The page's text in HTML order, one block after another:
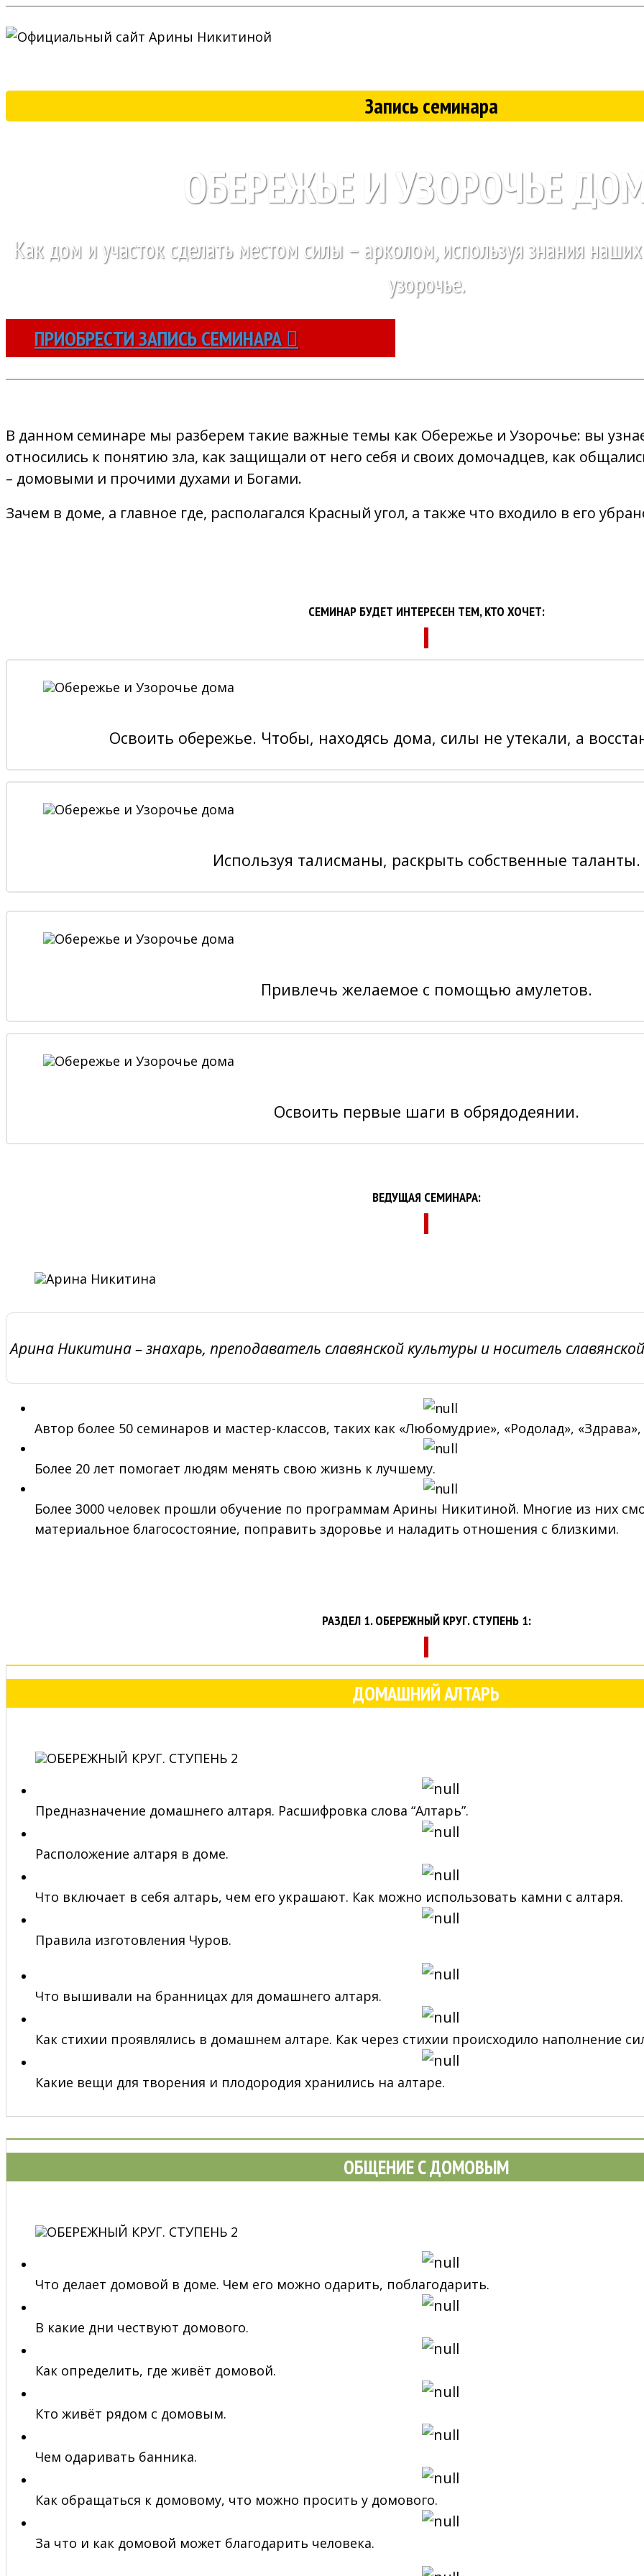
Запись семинара
ОБЕРЕЖЬЕ И УЗОРОЧЬЕ
Как дом и участок сделать местом силы – арколом, используя знания
узорочье.
ПРИОБРЕСТИ ЗАПИСЬ СЕМИНАРА
В данном семинаре мы разберем такие важные темы как Обережье и Узорочье: вы
относились к понятию зла, как защищали от него себя и своих домочадцев, как
– домовыми и прочими духами и Богами.
Зачем в доме, а главное где, располагался Красный угол, а также что входило в его
СЕМИНАР БУДЕТ ИНТЕРЕСЕН ТЕМ, КТО ХОЧЕТ:
Освоить обережье. Чтобы, находясь дома, силы не утекали, а
Используя талисманы, раскрыть собственные таланты.
Привлечь желаемое с помощью амулетов.
Освоить первые шаги в обрядодеянии.
ВЕДУЩАЯ СЕМИНАРА:
Арина Никитина – знахарь, преподаватель славянской культуры и носитель
Автор более 50 семинаров и мастер-классов, таких как «Любомудрие», «Родолад», «Здрава»,
Более 20 лет помогает людям менять свою жизнь к лучшему.
Более 3000 человек прошли обучение по программам Арины Никитиной. Многие из них
материальное благосостояние, поправить здоровье и наладить отношения с близкими.
РАЗДЕЛ 1. ОБЕРЕЖНЫЙ КРУГ. СТУПЕНЬ 1:
ДОМАШНИЙ АЛТАРЬ
Предназначение домашнего алтаря. Расшифровка слова “Алтарь”.
Расположение алтаря в доме.
Что включает в себя алтарь, чем его украшают. Как можно использовать камни с алтаря.
Правила изготовления Чуров.
Что вышивали на бранницах для домашнего алтаря.
Как стихии проявлялись в домашнем алтаре. Как через стихии происходило наполнение
Какие вещи для творения и плодородия хранились на алтаре.
ОБЩЕНИЕ С ДОМОВЫМ
Что делает домовой в доме. Чем его можно одарить, поблагодарить.
В какие дни чествуют домового.
Как определить, где живёт домовой.
Кто живёт рядом с домовым.
Чем одаривать банника.
Как обращаться к домовому, что можно просить у домового.
За что и как домовой может благодарить человека.